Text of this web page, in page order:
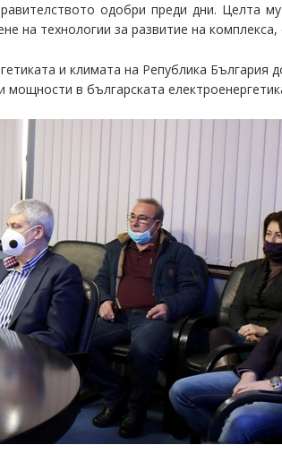
одобри преди дни. Целта
на технологии за развитие на комплекса,
и климата на Република България
мощности в българската